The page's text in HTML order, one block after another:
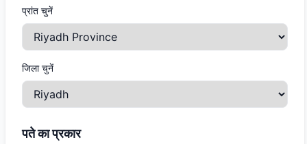
प्रांत चुनें
जिला चुनें
पते का प्रकार